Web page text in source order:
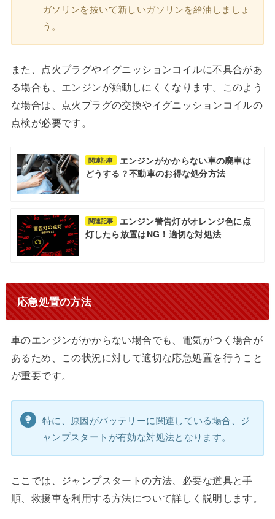
ガソリンを抜いて新しいガソリンを給油しましょ
う。
また、点火プラグやイグニッションコイルに不具合があ
る場合も、エンジンが始動しにくくなります。このよう
な場合は、点火プラグの交換やイグニッションコイルの
点検が必要です。
関連記事
エンジンがかからない車の廃車は
どうする？不動車のお得な処分方法
関連記事
エンジン警告灯がオレンジ色に点
灯したら放置はNG！適切な対処法
応急処置の方法
車のエンジンがかからない場合でも、電気がつく場合が
あるため、この状況に対して適切な応急処置を行うこと
が重要です。
特に、原因がバッテリーに関連している場合、ジ
ャンプスタートが有効な対処法となります。
ここでは、ジャンプスタートの方法、必要な道具と手
順、救援車を利用する方法について詳しく説明します。